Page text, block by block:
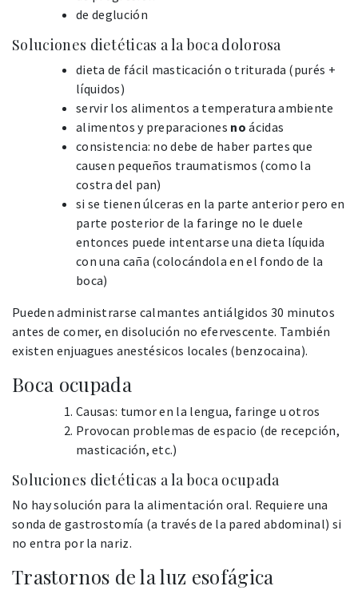
de deglución
Soluciones dietéticas a la boca dolorosa
dieta de fácil masticación o triturada (purés +
líquidos)
servir los alimentos a temperatura ambiente
alimentos y preparaciones no ácidas
consistencia: no debe de haber partes que
causen pequeños traumatismos (como la
costra del pan)
si se tienen úlceras en la parte anterior pero en
parte posterior de la faringe no le duele
entonces puede intentarse una dieta líquida
con una caña (colocándola en el fondo de la
boca)
Pueden administrarse calmantes antiálgidos 30 minutos
antes de comer, en disolución no efervescente. También
existen enjuagues anestésicos locales (benzocaina).
Boca ocupada
Causas: tumor en la lengua, faringe u otros
Provocan problemas de espacio (de recepción,
masticación, etc.)
Soluciones dietéticas a la boca ocupada
No hay solución para la alimentación oral. Requiere una
sonda de gastrostomía (a través de la pared abdominal) si
no entra por la nariz.
Trastornos de la luz esofágica